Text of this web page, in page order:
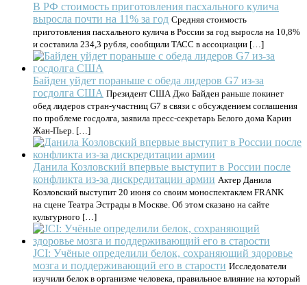
В РФ стоимость приготовления пасхального кулича
выросла почти на 11% за год Средняя стоимость
приготовления пасхального кулича в России за год выросла на 10,8%
и составила 234,3 рубля, сообщили ТАСС в ассоциации […]
Байден уйдет пораньше с обеда лидеров G7 из-за
госдолга США Президент США Джо Байден раньше покинет
обед лидеров стран-участниц G7 в связи с обсуждением соглашения
по проблеме госдолга, заявила пресс-секретарь Белого дома Карин
Жан-Пьер. […]
Данила Козловский впервые выступит в России после
конфликта из-за дискредитации армии Актер Данила
Козловский выступит 20 июня со своим моноспектаклем FRANK
на сцене Театра Эстрады в Москве. Об этом сказано на сайте
культурного […]
JCI: Учёные определили белок, сохраняющий здоровье
мозга и поддерживающий его в старости Исследователи
изучили белок в организме человека, правильное влияние на который